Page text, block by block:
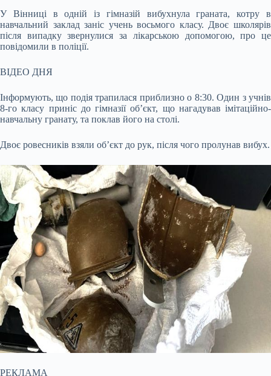
У Вінниці в одній із гімназій вибухнула граната, котру в
навчальний заклад заніс учень восьмого класу. Двоє школярів
після випадку звернулися за лікарською допомогою,про це
повідомили в поліції.
ВІДЕО ДНЯ
Інформують, що подія трапилася приблизно о 8:30. Один з учнів
8-го класу приніс до гімназії об’єкт, що нагадував імітаційно-
навчальну гранату, та поклав його на столі.
Двоє ровесників взяли об’єкт до рук, після чого пролунав вибух.
РЕКЛАМА